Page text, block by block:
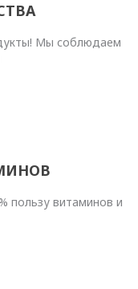
Мы соблюдаем
пользу витаминов и